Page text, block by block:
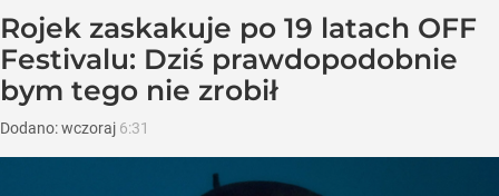
Rojek zaskakuje po 19 latach OFF
Festivalu: Dziś prawdopodobnie
bym tego nie zrobił
Dodano:wczoraj 6:31